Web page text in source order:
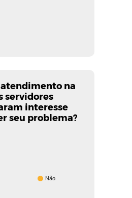
atendimento na
servidores
interesse
seu problema?
Não